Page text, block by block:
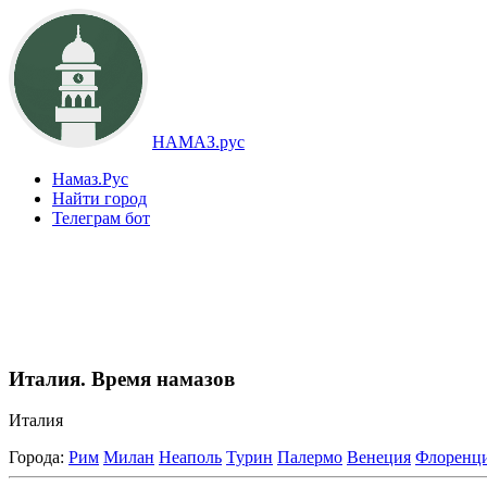
НАМАЗ.рус
Намаз.Рус
Найти город
Телеграм бот
Италия. Время намазов
Италия
Города: Рим Милан Неаполь Турин Палермо Венеция